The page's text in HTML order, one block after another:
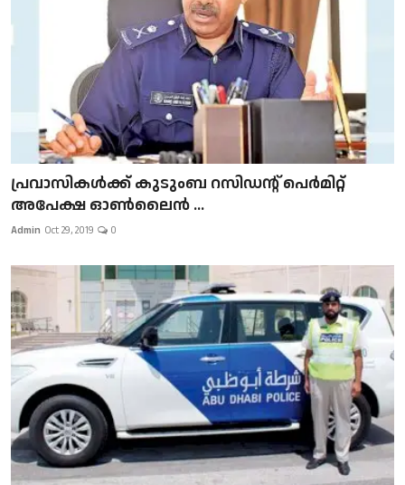
പ്രവാസികള്‍ക്ക് കുടുംബ റസിഡന്റ് പെർമിറ്റ്
അപേക്ഷ ഓൺലൈൻ ...
Admin Oct 29, 2019 0